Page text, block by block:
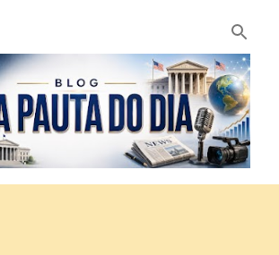
o conteúdo principal